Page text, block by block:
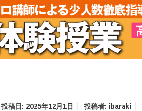
投稿日: 2025年12月1日 投稿者: ibaraki